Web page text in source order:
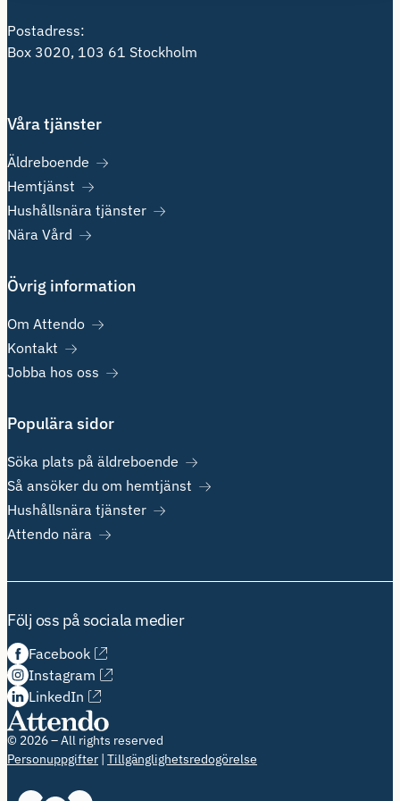
Postadress:
Box 3020, 103 61 Stockholm
Våra tjänster
Äldreboende
Hemtjänst
Hushållsnära tjänster
Nära Vård
Övrig information
Om Attendo
Kontakt
Jobba hos oss
Populära sidor
Söka plats på äldreboende
Så ansöker du om hemtjänst
Hushållsnära tjänster
Attendo nära
Följ oss på sociala medier
Facebook
Instagram
LinkedIn
© 2026 – All rights reserved
Personuppgifter Tillgänglighetsredogörelse